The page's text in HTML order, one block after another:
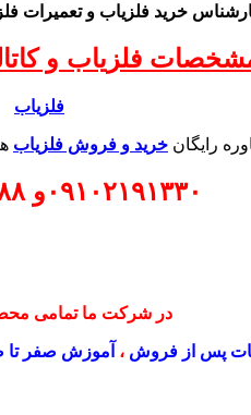
خرید فلزیاب و تعمیرات
فلزیاب و
فلزیاب
رایگان خرید و فروش فلزیاب
۰۹۱۰۲۱۹۱۳۳۰ و
در شرکت ما تمامی
پس از فروش ، آموزش صفر